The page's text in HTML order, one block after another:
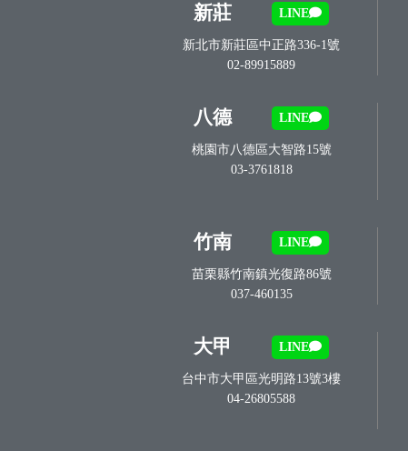
新莊 LINE
新北市新莊區中正路336-1號
02-89915889
八德 LINE
桃園市八德區大智路15號
03-3761818
竹南 LINE
苗栗縣竹南鎮光復路86號
037-460135
大甲 LINE
台中市大甲區光明路13號3樓
04-26805588